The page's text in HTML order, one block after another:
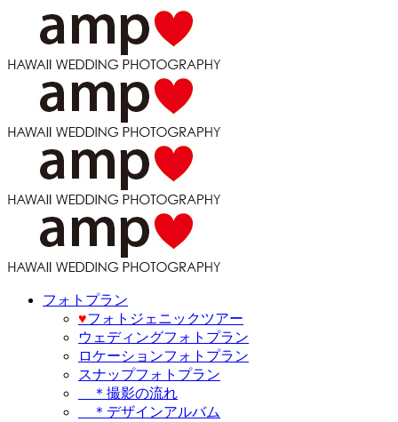
フォトプラン
♥️フォトジェニックツアー
ウェディングフォトプラン
ロケーションフォトプラン
スナップフォトプラン
＊撮影の流れ
＊デザインアルバム